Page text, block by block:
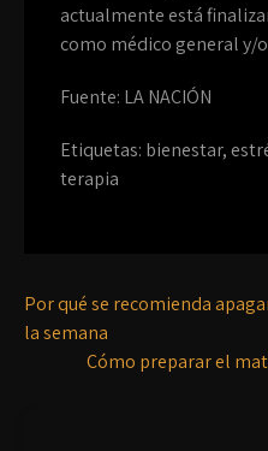
actualmente está
como médico general y/
Fuente: LA NACIÓN
Etiquetas: bienestar,
terapia
Por qué se recomienda
la semana
Cómo preparar el